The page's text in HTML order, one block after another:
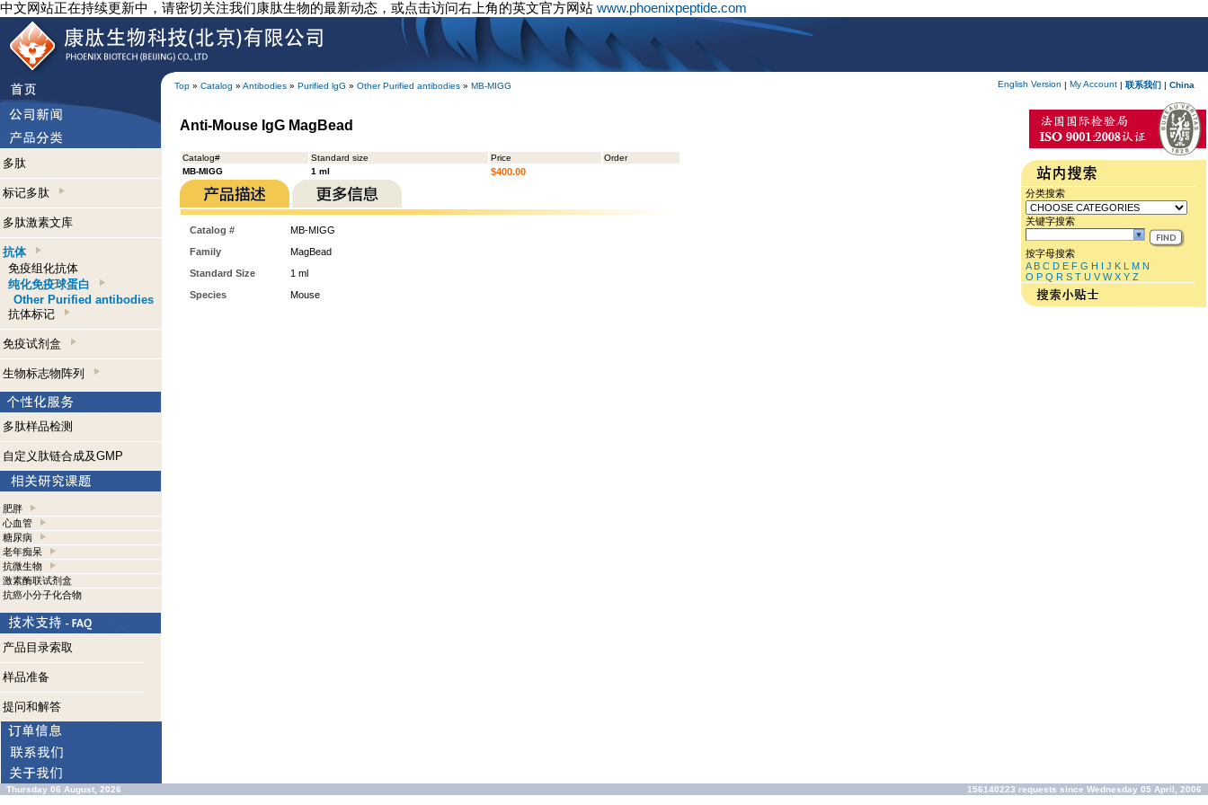
中文网站正在持续更新中，请密切关注我们康肽生物的最新动态，或点击访问右上角的英文官方网站 www.phoenixpeptide.com
Top » Catalog » Antibodies » Purified lgG » Other Purified antibodies » MB-MIGG English Version | My Account | 联系我们 | China
多肽
标记多肽
多肽激素文库
抗体
免疫组化抗体
纯化免疫球蛋白
Other Purified antibodies
抗体标记
免疫试剂盒
生物标志物阵列
多肽样品检测
自定义肽链合成及GMP
肥胖
心血管
糖尿病
老年痴呆
抗微生物
激素酶联试剂盒
抗癌小分子化合物
产品目录索取
样品准备
提问和解答
Anti-Mouse IgG MagBead
Catalog# Standard size Price
Order
MB-MIGG
1 ml $400.00
Catalog #
MB-MIGG
Family
MagBead
Standard Size
1 ml
Species
Mouse
分类搜索
关键字搜索
按字母搜索
A B C D E F G H I J K L M N
O P Q R S T U V W X Y Z
Thursday 06 August, 2026 156140223 requests since Wednesday 05 April, 2006